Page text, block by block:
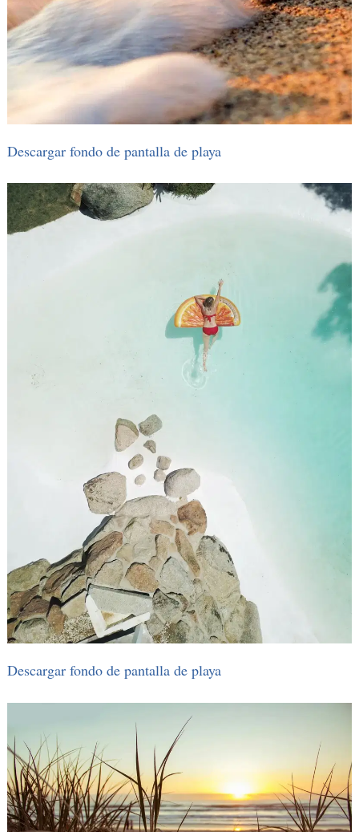
Descargar fondo de pantalla de playa
Descargar fondo de pantalla de playa